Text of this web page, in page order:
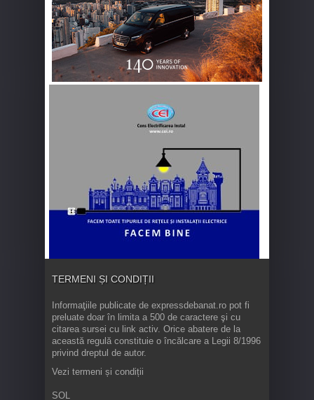
TERMENI ȘI CONDIȚII
Informaţiile publicate de expressdebanat.ro pot fi
preluate doar în limita a 500 de caractere şi cu
citarea sursei cu link activ. Orice abatere de la
această regulă constituie o încălcare a Legii 8/1996
privind dreptul de autor.
Vezi termeni și condiții
SOL